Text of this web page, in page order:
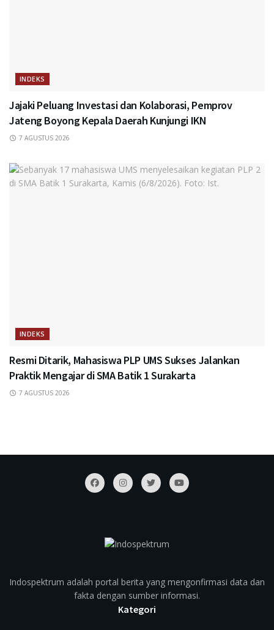
INDEKS
Jajaki Peluang Investasi dan Kolaborasi, Pemprov
Jateng Boyong Kepala Daerah Kunjungi IKN
7 AGUSTUS 2026
INDEKS
Resmi Ditarik, Mahasiswa PLP UMS Sukses Jalankan
Praktik Mengajar di SMA Batik 1 Surakarta
7 AGUSTUS 2026
Indospektrum adalah portal berita yang mengonfirmasi data dan
fakta dengan sumber informasi.
Kategori